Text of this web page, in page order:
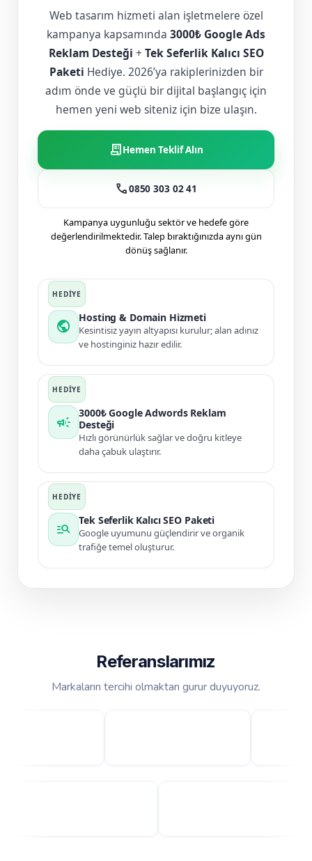
Web tasarım hizmeti alan işletmelere özel
kampanya kapsamında 3000₺ Google Ads
Reklam Desteği + Tek Seferlik Kalıcı SEO
Paketi Hediye. 2026’ya rakiplerinizden bir
adım önde ve güçlü bir dijital başlangıç için
hemen yeni web siteniz için bize ulaşın.
receipt_longHemen Teklif Alın
call0850 303 02 41
Kampanya uygunluğu sektör ve hedefe göre
değerlendirilmektedir. Talep bıraktığınızda aynı gün
dönüş sağlanır.
public
Hosting & Domain Hizmeti
Kesintisiz yayın altyapısı kurulur; alan adınız
ve hostinginiz hazır edilir.
campaign
3000₺ Google Adwords Reklam
Desteği
Hızlı görünürlük sağlar ve doğru kitleye
daha çabuk ulaştırır.
manage_search
Tek Seferlik Kalıcı SEO Paketi
Google uyumunu güçlendirir ve organik
trafiğe temel oluşturur.
Referanslarımız
Markaların tercihi olmaktan gurur duyuyoruz.